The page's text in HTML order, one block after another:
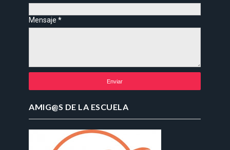
Mensaje*
AMIG@S DE LA ESCUELA